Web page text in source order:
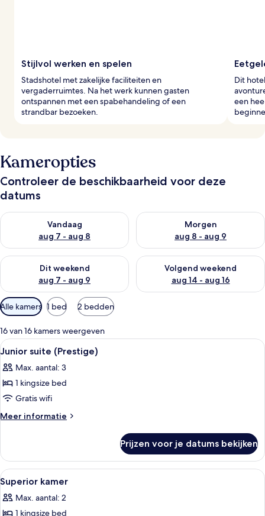
Stijlvol werken en spelen
Stadshotel met zakelijke faciliteiten en
vergaderruimtes. Na het werk kunnen gasten
ontspannen met een spabehandeling of een
strandbar bezoeken.
Dit
een
Kameropties
Controleer de beschikbaarheid voor deze
datums
Vandaag
aug 7 - aug 8
De beschikbaarheid controleren voor vanavond aug 7 - aug 8
Morgen
aug 8 - aug 9
De beschikbaarheid
Dit weekend
aug 7 - aug 9
De beschikbaarheid controleren voor dit weekend aug 7 -
Volgend weekend
aug 14 - aug 16
De beschikbaarheid
Beschikbare
filters
voor
kamers
Alle kamers 1 bed 2 bedden
16 van 16 kamers weergeven
Alle
foto's
voor
Junior
suite
(Prestige)
Een moderne badkamer met een
6
Junior suite (Prestige)
Max. aantal: 3
1 kingsize bed
Gratis wifi
Meer informatie
Meer
suite
(Prestige)
Prijzen voor je datums bekijken
Alle
foto's
voor
Een slaapkamer met een groot bed,
5
Superior kamer
Max. aantal: 2
1 kingsize bed